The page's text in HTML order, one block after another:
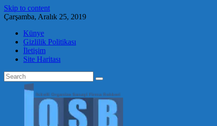
Skip to content
Çarşamba, Aralık 25, 2019
Künye
Gizlilik Politikası
İletişim
Site Haritası